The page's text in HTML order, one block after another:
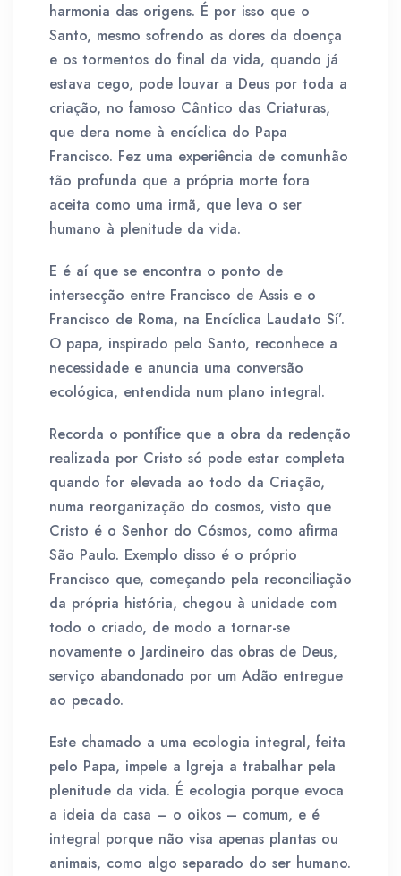
harmonia das origens. É por isso que o
Santo, mesmo sofrendo as dores da doença
e os tormentos do final da vida, quando já
estava cego, pode louvar a Deus por toda a
criação, no famoso Cântico das Criaturas,
que dera nome à encíclica do Papa
Francisco. Fez uma experiência de comunhão
tão profunda que a própria morte fora
aceita como uma irmã, que leva o ser
humano à plenitude da vida.
E é aí que se encontra o ponto de
intersecção entre Francisco de Assis e o
Francisco de Roma, na Encíclica Laudato Sí’.
O papa, inspirado pelo Santo, reconhece a
necessidade e anuncia uma conversão
ecológica, entendida num plano integral.
Recorda o pontífice que a obra da redenção
realizada por Cristo só pode estar completa
quando for elevada ao todo da Criação,
numa reorganização do cosmos, visto que
Cristo é o Senhor do Cósmos, como afirma
São Paulo. Exemplo disso é o próprio
Francisco que, começando pela reconciliação
da própria história, chegou à unidade com
todo o criado, de modo a tornar-se
novamente o Jardineiro das obras de Deus,
serviço abandonado por um Adão entregue
ao pecado.
Este chamado a uma ecologia integral, feita
pelo Papa, impele a Igreja a trabalhar pela
plenitude da vida. É ecologia porque evoca
a ideia da casa – o oikos – comum, e é
integral porque não visa apenas plantas ou
animais, como algo separado do ser humano.